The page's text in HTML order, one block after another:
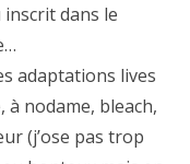
inscrit dans le
adaptations lives
nodame, bleach,
(j’ose pas trop